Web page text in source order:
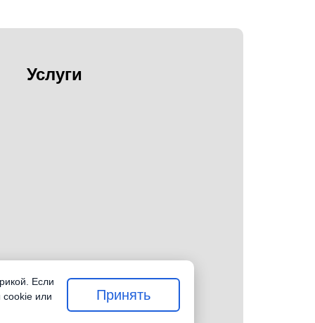
Услуги
Если
cookie или
Принять